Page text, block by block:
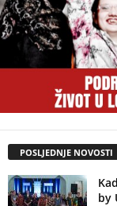
POSLJEDNJE NOVOSTI
by